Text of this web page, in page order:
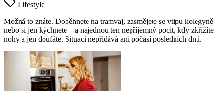
Lifestyle
Možná to znáte. Doběhnete na tramvaj, zasmějete se vtipu kolegyně
nebo si jen kýchnete – a najednou ten nepříjemný pocit, kdy zkřížíte
nohy a jen doufáte. Situaci nepřidává ani počasí posledních dnů.